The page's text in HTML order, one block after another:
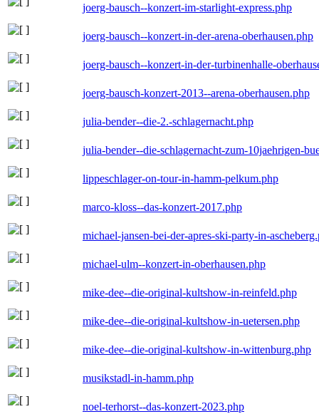
joerg-bausch--konzert-im-starlight-express.php
joerg-bausch--konzert-in-der-arena-oberhausen.php
joerg-bausch--konzert-in-der-turbinenhalle-
joerg-bausch-konzert-2013--arena-oberhausen.php
julia-bender--die-2.-schlagernacht.php
julia-bender--die-schlagernacht-zum-10jaehrigen-
lippeschlager-on-tour-in-hamm-pelkum.php
marco-kloss--das-konzert-2017.php
michael-jansen-bei-der-apres-ski-party-in-
michael-ulm--konzert-in-oberhausen.php
mike-dee--die-original-kultshow-in-reinfeld.php
mike-dee--die-original-kultshow-in-uetersen.php
mike-dee--die-original-kultshow-in-wittenburg.php
musikstadl-in-hamm.php
noel-terhorst--das-konzert-2023.php